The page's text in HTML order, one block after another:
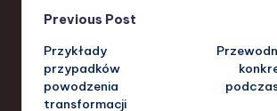
Post
navigation
Previous Post
Przykłady
przypadków
powodzenia
transformacji